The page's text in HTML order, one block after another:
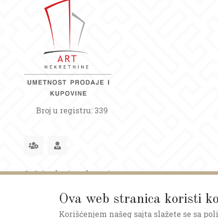
Ova web stranica koristi
Korišćenjem našeg sajta slažete se sa
Broj u registru: 339
Opšti uslovi poslovanja